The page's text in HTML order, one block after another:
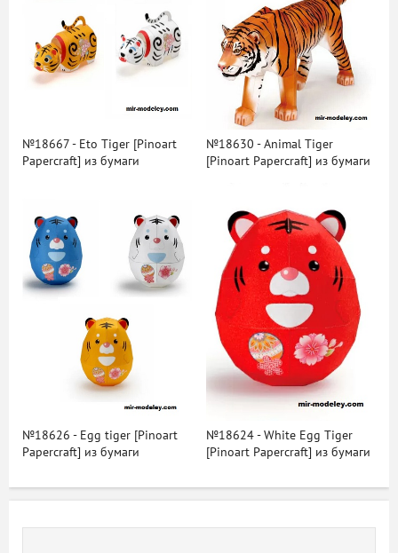
№18667 - Eto Tiger [Pinoart
Papercraft] из бумаги
№18630 - Animal Tiger
[Pinoart Papercraft] из бумаги
№18626 - Egg tiger [Pinoart
Papercraft] из бумаги
№18624 - White Egg Tiger
[Pinoart Papercraft] из бумаги